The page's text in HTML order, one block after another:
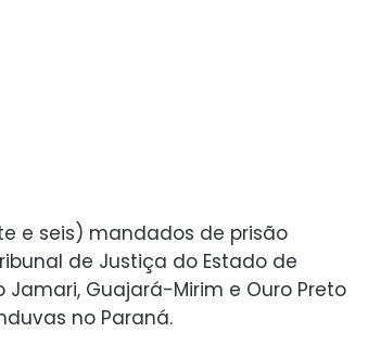
e seis) mandados de prisão
de Justiça do Estado de
Guajará-Mirim e Ouro Preto
no Paraná.